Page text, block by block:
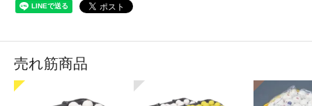
売れ筋商品